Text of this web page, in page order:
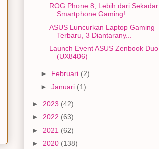
ROG Phone 8, Lebih dari Sekadar
Smartphone Gaming!
ASUS Luncurkan Laptop Gaming
Terbaru, 3 Diantarany...
Launch Event ASUS Zenbook Duo
(UX8406)
► Februari (2)
► Januari (1)
► 2023 (42)
► 2022 (63)
► 2021 (62)
► 2020 (138)